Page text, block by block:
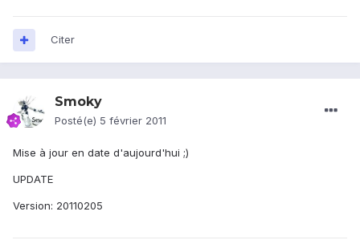
Citer
Smoky
Posté(e) 5 février 2011
Mise à jour en date d'aujourd'hui ;)
UPDATE
Version: 20110205